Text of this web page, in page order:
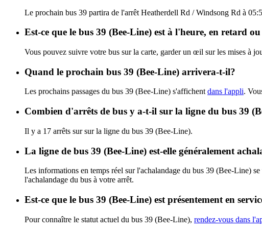
Le prochain bus 39 partira de l'arrêt Heatherdell Rd / Windsong Rd à
Est-ce que le bus 39 (Bee-Line) est à l'heure, en retard
Vous pouvez suivre votre bus sur la carte, garder un œil sur les mises à
Quand le prochain bus 39 (Bee-Line) arrivera-t-il?
Les prochains passages du bus 39 (Bee-Line) s'affichent dans l'appli.
Combien d'arrêts de bus y a-t-il sur la ligne du bus 39
Il y a 17 arrêts sur sur la ligne du bus 39 (Bee-Line).
La ligne de bus 39 (Bee-Line) est-elle généralement
Les informations en temps réel sur l'achalandage du bus 39 (Bee-Line)
l'achalandage du bus à votre arrêt.
Est-ce que le bus 39 (Bee-Line) est présentement en
Pour connaître le statut actuel du bus 39 (Bee-Line), rendez-vous dans